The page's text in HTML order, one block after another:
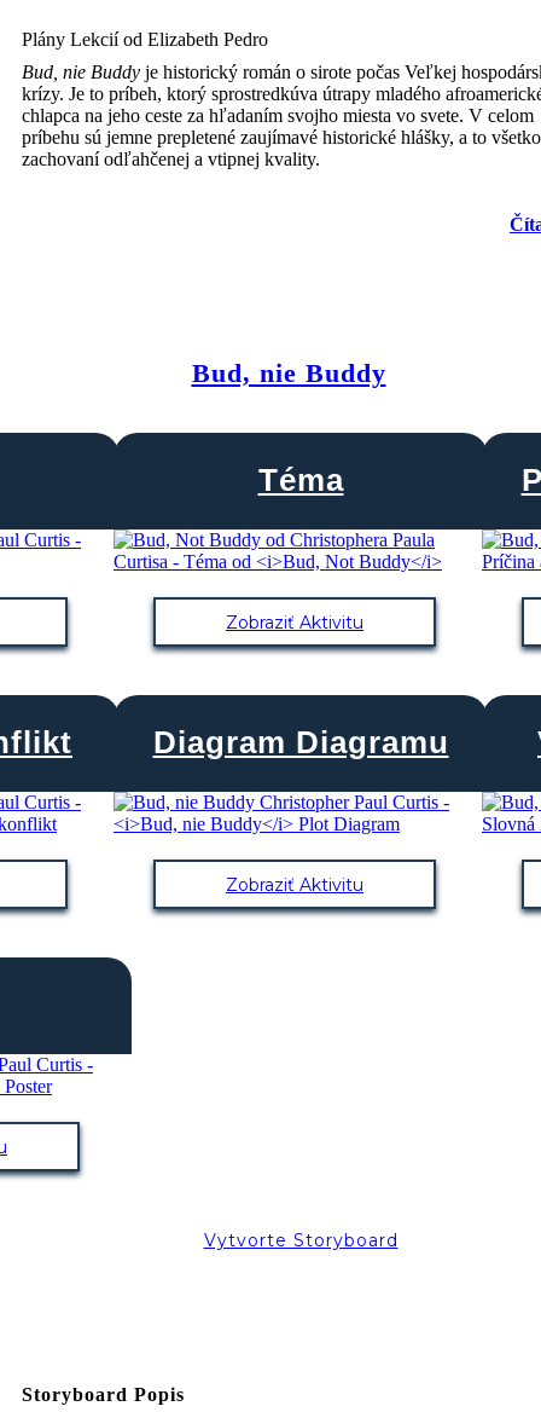
Plány Lekcií od Elizabeth Pedro
Bud, nie Buddy je historický román o sirote počas Veľkej
krízy. Je to príbeh, ktorý sprostredkúva útrapy mladého
chlapca na jeho ceste za hľadaním svojho miesta vo svete. V celom
príbehu sú jemne prepletené zaujímavé historické hlášky, a to
zachovaní odľahčenej a vtipnej kvality.
Bud, nie Buddy
Téma
Zobraziť Aktivitu
Diagram Diagramu
Zobraziť Aktivitu
Vytvorte Storyboard
Storyboard Popis